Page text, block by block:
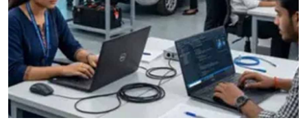
टेक